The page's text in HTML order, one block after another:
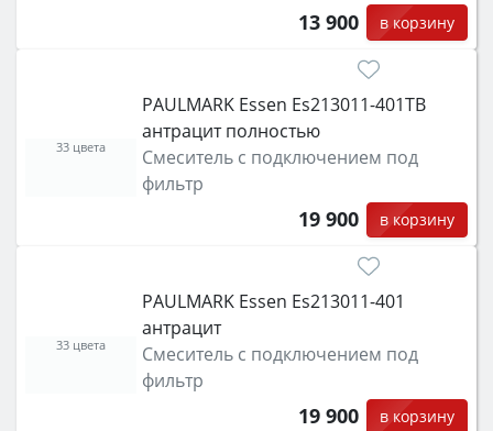
13 900 в корзину
PAULMARK Essen Es213011-401TB
антрацит полностью
Смеситель с подключением под
фильтр
19 900 в корзину
33 цвета
PAULMARK Essen Es213011-401
антрацит
Смеситель с подключением под
фильтр
19 900 в корзину
33 цвета